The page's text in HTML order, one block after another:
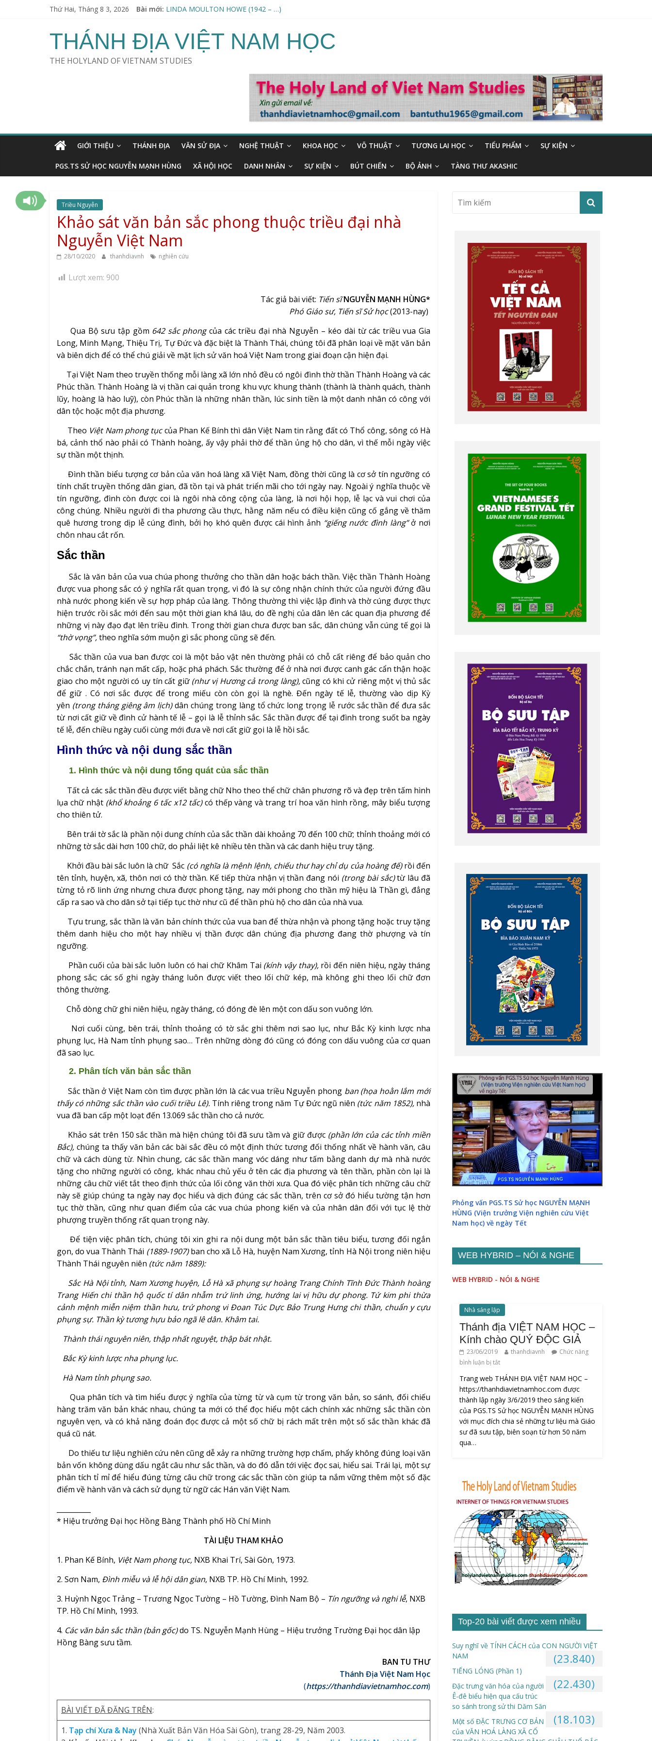
Thứ Hai, Tháng 8 3, 2026 Bài mới: LINDA MOULTON HOWE (1942 – …)
KHOA HỌC & TÀNG THƯ AKASHIC (Science and the Akashic field) – ERWIN LASZLO
ERVIN LÁSZLÓ (1932-…)
SWAMI VIRAJANAND DANDEESHA (1778–1868)
THÁNH ĐỊA VIỆT NAM HỌC
THE HOLYLAND OF VIETNAM STUDIES
GIỚI THIỆU THÁNH ĐỊA VĂN SỬ ĐỊA NGHỆ THUẬT KHOA HỌC VÕ THUẬT TƯƠNG LAI HỌC TIỂU PHẨM SỰ KIỆN
PGS.TS SỬ HỌC NGUYỄN MẠNH HÙNG XÃ HỘI HỌC DANH NHÂN SỰ KIỆN BÚT CHIẾN BỘ ẢNH TÀNG THƯ AKASHIC
Triều Nguyễn
Khảo sát văn bản sắc phong thuộc triều đại nhà
Nguyễn Việt Nam
28/10/2020 thanhdiavnh nghiên cứu
Lượt xem: 900
Tác giả bài viết: Tiến sĩ NGUYỄN MẠNH HÙNG*
Phó Giáo sư, Tiến sĩ Sử học(2013-nay)
Qua Bộ sưu tập gồm 642 sắc phongcủa các triều đại nhà Nguyễn – kéo dài từ các triều vua Gia
Long, Minh Mạng, Thiệu Trị, Tự Đức và đặc biệt là Thành Thái, chúng tôi đã phân loại về mặt văn bản
và biên dịch để có thể chú giải về mặt lịch sử văn hoá Việt Nam trong giai đoạn cận hiện đại.
Tại Việt Nam theo truyền thống mỗi làng xã lớn nhỏ đều có ngôi đình thờ thần Thành Hoàng và các
Phúc thần. Thành Hoàng là vị thần cai quản trong khu vực khung thành (thành là thành quách, thành
lũy, hoàng là hào luỹ), còn Phúc thần là những nhân thần, lúc sinh tiền là một danh nhân có công với
dân tộc hoặc một địa phương.
Theo Việt Nam phong tụccủa Phan Kế Bính thì dân Việt Nam tin rằng đất có Thổ công, sông có Hà
bá, cảnh thổ nào phải có Thành hoàng, ấy vậy phải thờ để thần ủng hộ cho dân, vì thế mỗi ngày việc
sự thần một thịnh.
Đình thần biểu tượng cơ bản của văn hoá làng xã Việt Nam, đồng thời cũng là cơ sở tín ngưỡng có
tính chất truyền thống dân gian, đã tồn tại và phát triển mãi cho tới ngày nay. Ngoài ý nghĩa thuộc về
tín ngưỡng, đình còn được coi là ngôi nhà công cộng của làng, là nơi hội họp, lễ lạc và vui chơi của
công chúng. Nhiều người đi tha phương cầu thực, hằng năm nếu có điều kiện cũng cố gắng về thăm
quê hương trong dịp lễ cúng đình, bởi họ khó quên được cái hình ảnh “giếng nước đình làng”ở nơi
chôn nhau cắt rốn.
Sắc thần
Sắc là văn bản của vua chúa phong thưởng cho thần dân hoặc bách thần. Việc thần Thành Hoàng
được vua phong sắc có ý nghĩa rất quan trọng, vì đó là sự công nhận chính thức của người đứng đầu
nhà nước phong kiến về sự hợp pháp của làng. Thông thường thì việc lập đình và thờ cúng được thực
hiện trước rồi sắc mới đến sau một thời gian khá lâu, do đề nghị của dân lên các quan địa phương để
những vị này đạo đạt lên triều đình. Trong thời gian chưa được ban sắc, dân chúng vẫn cúng tế gọi là
“thờ vọng”,theo nghĩa sớm muộn gì sắc phong cũng sẽ đến.
Sắc thần của vua ban được coi là một bảo vật nên thường phải có chỗ cất riêng để bảo quản cho
chắc chắn, tránh nạn mất cấp, hoặc phá phách. Sắc thường để ở nhà nơi được canh gác cẩn thận hoặc
giao cho một người có uy tín cất giữ (như vị Hương cả trong làng),cũng có khi cử riêng một vị thủ sắc
để giữ . Có nơi sắc được để trong miếu còn còn gọi là nghè. Đến ngày tế lễ, thường vào dịp Kỳ
yên (trong tháng giêng âm lịch)dân chúng trong làng tổ chức long trọng lễ rước sắc thần để đưa sắc
từ nơi cất giữ về đình cử hành tế lễ – gọi là lễ thỉnh sắc. Sắc thần được để tại đình trong suốt ba ngày
tế lễ, đến chiều ngày cuối cùng mới đưa về nơi cất giữ gọi là lễ hồi sắc.
Hình thức và nội dung sắc thần
1. Hình thức và nội dung tổng quát của sắc thần
Tất cả các sắc thần đều được viết bằng chữ Nho theo thể chữ chân phương rõ và đẹp trên tấm hình
lụa chữ nhật (khổ khoảng 6 tấc x12 tấc)có thếp vàng và trang trí hoa văn hình rồng, mây biểu tượng
cho thiên tử.
Bên trái tờ sắc là phần nội dung chính của sắc thần dài khoảng 70 đến 100 chữ; thỉnh thoảng mới có
những tờ sắc dài hơn 100 chữ, do phải liệt kê nhiều tên thần và các danh hiệu truy tặng.
Khởi đầu bài sắc luôn là chữ Sắc (có nghĩa là mệnh lệnh, chiếu thư hay chỉ dụ của hoàng đế)rồi đến
tên tỉnh, huyện, xã, thôn nơi có thờ thần. Kế tiếp thừa nhận vị thần đang nói (trong bài sắc)từ lâu đã
từng tỏ rõ linh ứng nhưng chưa được phong tặng, nay mới phong cho thần mỹ hiệu là Thần gì, đẳng
cấp ra sao và cho dân sở tại tiếp tục thờ như cũ để thần phù hộ cho dân của nhà vua.
Tựu trung, sắc thần là văn bản chính thức của vua ban để thừa nhận và phong tặng hoặc truy tặng
thêm danh hiệu cho một hay nhiều vị thần được dân chúng địa phương đang thờ phượng và tín
ngưỡng.
Phần cuối của bài sắc luôn luôn có hai chữ Khâm Tai (kính vậy thay),rồi đến niên hiệu, ngày tháng
phong sắc; các số ghi ngày tháng luôn được viết theo lối chữ kép, mà không ghi theo lối chữ đơn
thông thường.
Chỗ dòng chữ ghi niên hiệu, ngày tháng, có đóng đè lên một con dấu son vuông lớn.
Nơi cuối cùng, bên trái, thỉnh thoảng có tờ sắc ghi thêm nơi sao lục, như Bắc Kỳ kinh lược nha
phụng lục, Hà Nam tỉnh phụng sao… Trên những dòng đó cũng có đóng con dấu vuông của cơ quan
đã sao lục.
2. Phân tích văn bản sắc thần
Sắc thần ở Việt Nam còn tìm được phần lớn là các vua triều Nguyễn phong ban (họa hoằn lắm mới
thấy có những sắc thần vào cuối triều Lê).Tính riêng trong năm Tự Đức ngũ niên (tức năm 1852),nhà
vua đã ban cấp một loạt đến 13.069 sắc thần cho cả nước.
Khảo sát trên 150 sắc thần mà hiện chúng tôi đã sưu tầm và giữ được (phần lớn của các tỉnh miền
Bắc), chúng ta thấy văn bản các bài sắc đều có một định thức tương đối thống nhất về hành văn, câu
chữ và cách dùng từ. Nhìn chung, các sắc thần mang vóc dáng như tấm bằng danh dự mà nhà nước
tặng cho những người có công, khác nhau chủ yếu ở tên các địa phương và tên thần, phần còn lại là
những câu chữ viết tắt theo định thức của lối công văn thời xưa. Qua đó việc phân tích những câu chữ
này sẽ giúp chúng ta ngày nay đọc hiểu và dịch đúng các sắc thần, trên cơ sở đó hiểu tường tận hơn
tục thờ thần, cũng như quan điểm của các vua chúa phong kiến và của nhân dân đối với tục lệ thờ
phượng truyền thống rất quan trọng này.
Để tiện việc phân tích, chúng tôi xin ghi ra nội dung một bản sắc thần tiêu biểu, tương đối ngắn
gọn, do vua Thành Thái (1889-1907)ban cho xã Lỗ Hà, huyện Nam Xương, tỉnh Hà Nội trong niên hiệu
Thành Thái nguyên niên (tức năm 1889):
Sắc Hà Nội tỉnh, Nam Xương huyện, Lỗ Hà xã phụng sự hoàng Trang Chính Tĩnh Đức Thành hoàng
Trang Hiến chi thần hộ quốc tí dân nhẫm trứ linh ứng, hướng lai vị hữu dự phong. Tứ kim phi thừa
cảnh mệnh miễn niệm thần hưu, trứ phong vi Đoan Túc Dực Bảo Trung Hưng chi thần, chuẩn y cựu
phụng sự. Thần kỳ tương hựu bảo ngã lê dân. Khâm tai.
Thành thái nguyên niên, thập nhất nguyệt, thập bát nhật.
Bắc Kỳ kinh lược nha phụng lục.
Hà Nam tỉnh phụng sao.
Qua phân tích và tìm hiểu được ý nghĩa của từng từ và cụm từ trong văn bản, so sánh, đối chiếu
hàng trăm văn bản khác nhau, chúng ta mới có thể đọc hiểu một cách chính xác những sắc thần còn
nguyên vẹn, và có khả năng đoán đọc được cả một số chữ bị rách mất trên một số sắc thần khác đã
quá cũ nát.
Do thiếu tư liệu nghiên cứu nên cũng dễ xảy ra những trường hợp chấm, phẩy không đúng loại văn
bản vốn không dùng dấu ngắt câu như sắc thần, và do đó dẫn tới việc đọc sai, hiểu sai. Trái lại, một sự
phân tích tỉ mỉ để hiểu đúng từng câu chữ trong các sắc thần còn giúp ta nắm vững thêm một số đặc
điểm về hành văn và cách sử dụng từ ngữ các Hán văn Việt Nam.
* Hiệu trưởng Đại học Hồng Bàng Thành phố Hồ Chí Minh
TÀI LIỆU THAM KHẢO
1. Phan Kế Bính, Việt Nam phong tục, NXB Khai Trí, Sài Gòn, 1973.
2. Sơn Nam, Đình miễu và lễ hội dân gian, NXB TP. Hồ Chí Minh, 1992.
3. Huỳnh Ngọc Trảng – Trương Ngọc Tường – Hồ Tường, Đình Nam Bộ – Tín ngưỡng và nghi lễ, NXB
TP. Hồ Chí Minh, 1993.
4. Các văn bản sắc thần (bản gốc)do TS. Nguyễn Mạnh Hùng – Hiệu trưởng Trường Đại học dân lập
Hồng Bàng sưu tầm.
BAN TU THƯ
Thánh Địa Việt Nam Học
(https://thanhdiavietnamhoc.com)
BÀI VIẾT ĐÃ ĐĂNG TRÊN:
1. Tạp chí Xưa & Nay (Nhà Xuất Bản Văn Hóa Sài Gòn), trang 28-29, Năm 2003.
Phỏng vấn PGS.TS Sử học NGUYỄN MẠNH
HÙNG (Viện trưởng Viện nghiên cứu Việt
Nam học) về ngày Tết
WEB HYBRID – NÓI & NGHE
WEB HYBRID - NÓI & NGHE
Nhà sáng lập
Thánh địa VIỆT NAM HỌC –
Kính chào QUÝ ĐỘC GIẢ
23/06/2019 thanhdiavnh
Chức năng
bình luận bị tắt
Trang web THÁNH ĐỊA VIỆT NAM HỌC –
https://thanhdiavietnamhoc.com được
thành lập ngày 3/6/2019 theo sáng kiến
của PGS.TS Sử học NGUYỄN MẠNH HÙNG
với mục đích chia sẻ những tư liệu mà Giáo
sư đã sưu tập, biên soạn từ hơn 50 năm
qua…
Top-20 bài viết được xem nhiều
Suy nghĩ về TÍNH CÁCH của CON NGƯỜI VIỆT
NAM
(23.840)
TIẾNG LÓNG (Phần 1)
(22.430)
Đặc trưng văn hóa của người
Ê-đê biểu hiện qua cấu trúc
so sánh trong sử thi Dăm Săn
(18.103)
Một số ĐẶC TRƯNG CƠ BẢN
của VĂN HOÁ LÀNG XÃ CỔ